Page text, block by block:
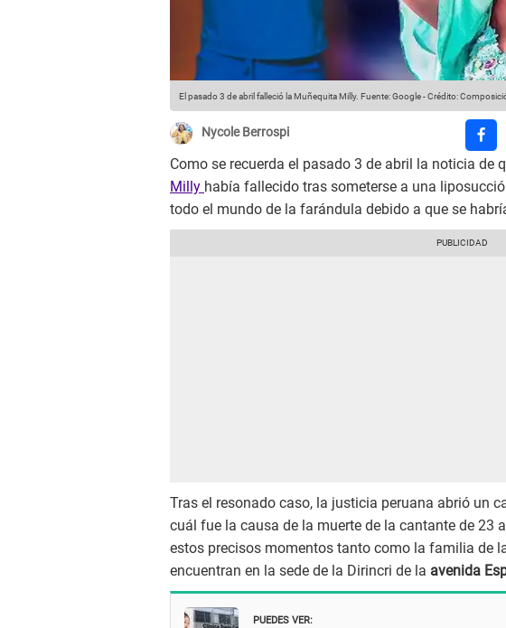
El pasado 3 de abril falleció la Muñequita Milly. Fuente: Google-Crédito:
Nycole Berrospi
Como se recuerda el pasado 3 de abril la noticia de
Milly había fallecido tras someterse a una
todo el mundo de la farándula debido a que se
Tras el resonado caso, la justicia peruana abrió un
cuál fue la causa de la muerte de la cantante de 23
estos precisos momentos tanto como la familia de
encuentran en la sede de la Dirincri de la avenida
PUEDES VER: